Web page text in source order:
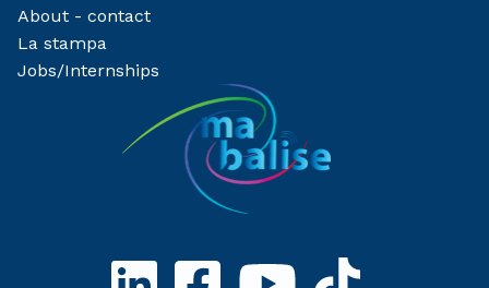
About - contact
La stampa
Jobs/Internships